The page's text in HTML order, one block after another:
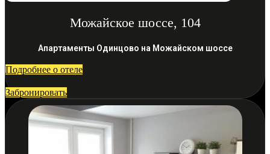
Можайское шоссе, 104
Апартаменты Одинцово на Можайском шоссе
Подробнее о отеле
Забронировать